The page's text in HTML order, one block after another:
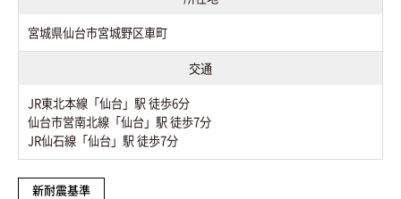
宮城県仙台市宮城野区車町
交通
JR東北本線「仙台」駅 徒歩6分
仙台市営南北線「仙台」駅 徒歩7分
JR仙石線「仙台」駅 徒歩7分
新耐震基準